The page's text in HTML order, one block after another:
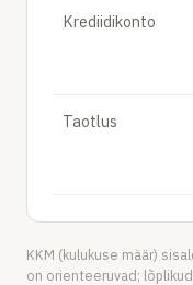
Krediidikonto
Taotlus
KKM (kulukuse määr)
on orienteeruvad;